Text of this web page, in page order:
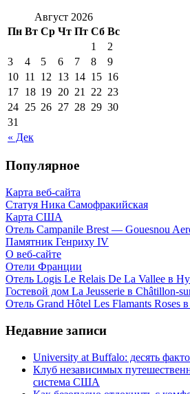
Август 2026
Пн Вт Ср Чт Пт Сб Вс
« Дек
1
2
3
4 5 6 7 8
9
10 11 12 13 14 15 16
17 18 19 20 21 22 23
24 25 26 27 28 29 30
31
Популярное
Карта веб-сайта
Статуя Ника Самофракийская
Карта США
Отель Campanile Brest — Gouesnou
Памятник Генриху IV
О веб-сайте
Отели Франции
Отель Logis Le Relais De La Vallee в
Гостевой дом La Jeusserie в Châtillon-
Отель Grand Hôtel Les Flamants Roses
Недавние записи
University at Buffalo: десять
Клуб независимых
система США